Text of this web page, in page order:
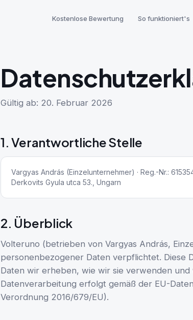
Kostenlose Bewertung So funktioniert's
Gültig ab: 20. Februar 2026
1. Verantwortliche Stelle
Vargyas András (Einzelunternehmer) · Reg.-Nr.:
Derkovits Gyula utca 53., Ungarn
2. Überblick
Volteruno (betrieben von Vargyas András,
personenbezogener Daten verpflichtet. Diese
Daten wir erheben, wie wir sie verwenden
Datenverarbeitung erfolgt gemäß der EU-
Verordnung 2016/679/EU).